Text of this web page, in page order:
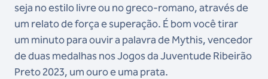
seja no estilo livre ou no greco-romano, através de
um relato de força e superação. É bom você tirar
um minuto para ouvir a palavra de Mythis, vencedor
de duas medalhas nos Jogos da Juventude Ribeirão
Preto 2023, um ouro e uma prata.